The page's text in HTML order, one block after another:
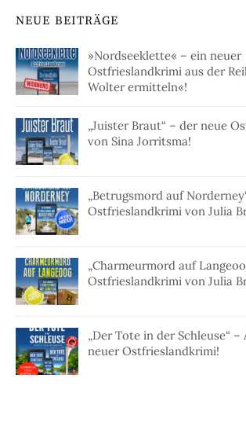
NEUE BEITRÄGE
»Nordseeklette« – ein neuer
Ostfrieslandkrimi aus der
Wolter ermitteln«!
„Juister Braut“ – der neue
von Sina Jorritsma!
„Betrugsmord auf
Ostfrieslandkrimi von Julia
„Charmeurmord auf
Ostfrieslandkrimi von Julia
„Der Tote in der Schleuse“ –
neuer Ostfrieslandkrimi!